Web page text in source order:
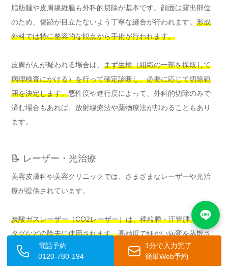
脂肪腫や皮膚線維腫も外科的切除が基本です。顔面は露出部位
のため、傷跡が目立たないよう丁寧な縫合が行われます。 形成
外科では特に整容的な観点から手術が行われます。
皮膚がんが疑われる場合は、 まず生検（組織の一部を採取して
病理検査にかける）を行って確定診断し、必要に応じて切除範
囲を決定します。悪性度や進行度によって、外科的切除のみで
済む場合もあれば、放射線療法や薬物療法が加わることもあり
ます。
📝 レーザー・光治療
美容皮膚科や美容クリニックでは、さまざまなレーザーや光治
療が提供されています。
炭酸ガスレーザー（CO2レーザー）は、稗粒腫・汗管腫・皮膚
タグなどの除去に使用されます。高精度で細かい病変を蒸散さ
せることができ、出血も少なく回復も比較的早いです。
電話予約
0120-780-194
1分で入力完了
簡単Web予約